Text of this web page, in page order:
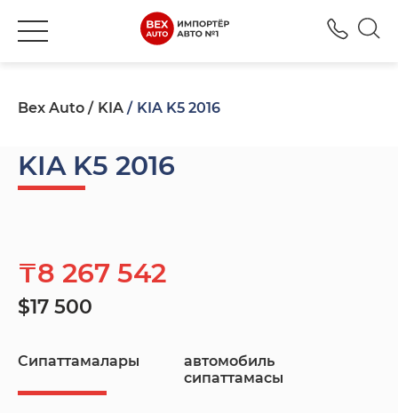
Bex Auto KIA KIA K5 2016
KIA K5 2016
₸8 267 542
$17 500
Сипаттамалары
автомобиль
сипаттамасы